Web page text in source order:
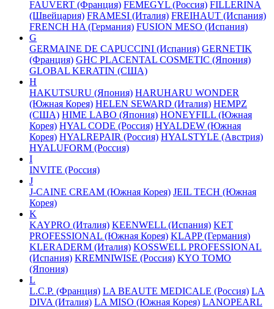
FAUVERT (Франция) FEMEGYL (Россия) FILLERINA
(Швейцария) FRAMESI (Италия) FREIHAUT (Испания)
FRENCH HA (Германия) FUSION MESO (Испания)
G
GERMAINE DE CAPUCCINI (Испания) GERNETIK
(Франция) GHC PLACENTAL COSMETIC (Япония)
GLOBAL KERATIN (США)
H
HAKUTSURU (Япония) HARUHARU WONDER
(Южная Корея) HELEN SEWARD (Италия) HEMPZ
(США) HIME LABO (Япония) HONEYFILL (Южная
Корея) HYAL CODE (Россия) HYALDEW (Южная
Корея) HYALREPAIR (Россия) HYALSTYLE (Австрия)
HYALUFORM (Россия)
I
INVITE (Россия)
J
J-CAINE CREAM (Южная Корея) JEIL TECH (Южная
Корея)
K
KAYPRO (Италия) KEENWELL (Испания) KET
PROFESSIONAL (Южная Корея) KLAPP (Германия)
KLERADERM (Италия) KOSSWELL PROFESSIONAL
(Испания) KREMNIWISE (Россия) KYO TOMO
(Япония)
L
L.C.P. (Франция) LA BEAUTE MEDICALE (Россия) LA
DIVA (Италия) LA MISO (Южная Корея) LANOPEARL